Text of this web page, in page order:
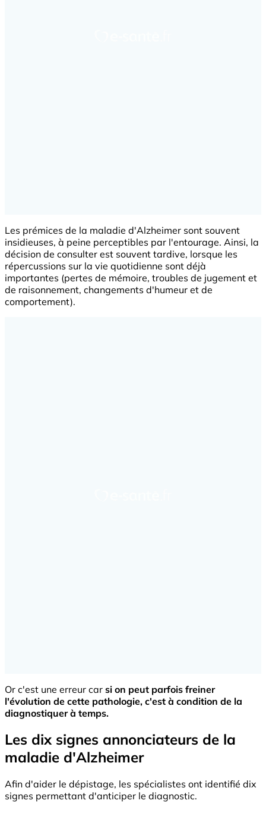
Les prémices de la maladie d'Alzheimer sont souvent
insidieuses, à peine perceptibles par l'entourage. Ainsi, la
décision de consulter est souvent tardive, lorsque les
répercussions sur la vie quotidienne sont déjà
importantes (pertes de mémoire, troubles de jugement et
de raisonnement, changements d'humeur et de
comportement).
Or c'est une erreur car si on peut parfois freiner
l'évolution de cette pathologie, c'est à condition de la
diagnostiquer à temps.
Les dix signes annonciateurs de la
maladie d'Alzheimer
Afin d'aider le dépistage, les spécialistes ont identifié dix
signes permettant d'anticiper le diagnostic.